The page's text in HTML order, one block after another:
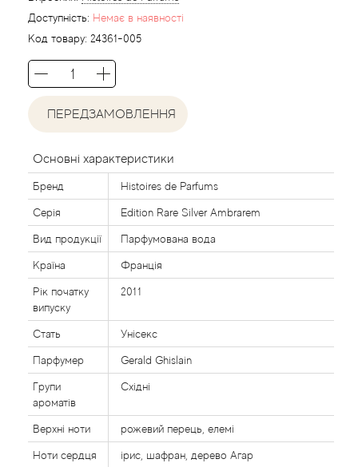
Доступність: Немає в наявності
Код товару: 24361-005
ПЕРЕДЗАМОВЛЕННЯ
Основні характеристики
Бренд Histoires de Parfums
Серія Edition Rare Silver Ambrarem
Вид продукції Парфумована вода
Країна Франція
Рік початку
випуску
2011
Стать Унісекс
Парфумер Gerald Ghislain
Групи
ароматів
Східні
Верхні ноти рожевий перець, елемі
Ноти сердця ірис, шафран, дерево Агар
Agent Provocateur
Aigner
Aj Arabia (Widian)
Ajmal
Al Haramain
Al Jazeera
Alaia Paris
Alexander McQueen
Alexandre Barthet
Alexandre J
Alfred Dunhill